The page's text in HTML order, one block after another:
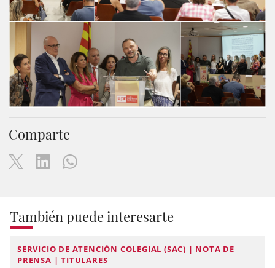
Comparte
También puede interesarte
SERVICIO DE ATENCIÓN COLEGIAL (SAC) | NOTA DE
PRENSA | TITULARES